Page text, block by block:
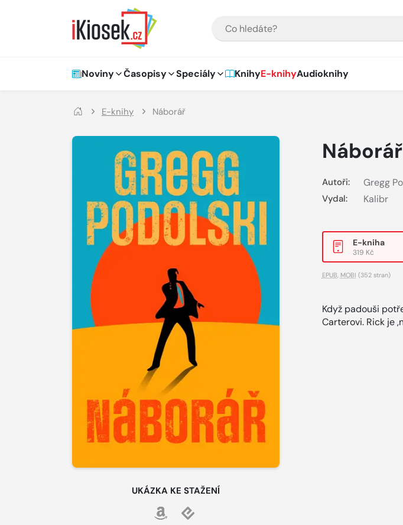
Hlavní navigace
Noviny Časopisy Speciály KnihyE-knihyAudioknihy
E-knihy Náborář
UKÁZKA KE STAŽENÍ
Náborář
Autoři: Gregg
Vydal: Kalibr
E-kniha
319 Kč
EPUB MOBI (352 stran)
Když padouši
Carterovi. Rick je